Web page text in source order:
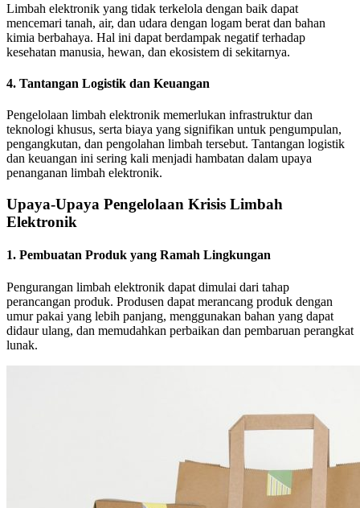
Limbah elektronik yang tidak terkelola dengan baik dapat
mencemari tanah, air, dan udara dengan logam berat dan bahan
kimia berbahaya. Hal ini dapat berdampak negatif terhadap
kesehatan manusia, hewan, dan ekosistem di sekitarnya.
4. Tantangan Logistik dan Keuangan
Pengelolaan limbah elektronik memerlukan infrastruktur dan
teknologi khusus, serta biaya yang signifikan untuk pengumpulan,
pengangkutan, dan pengolahan limbah tersebut. Tantangan logistik
dan keuangan ini sering kali menjadi hambatan dalam upaya
penanganan limbah elektronik.
Upaya-Upaya Pengelolaan Krisis Limbah
Elektronik
1. Pembuatan Produk yang Ramah Lingkungan
Pengurangan limbah elektronik dapat dimulai dari tahap
perancangan produk. Produsen dapat merancang produk dengan
umur pakai yang lebih panjang, menggunakan bahan yang dapat
didaur ulang, dan memudahkan perbaikan dan pembaruan perangkat
lunak.